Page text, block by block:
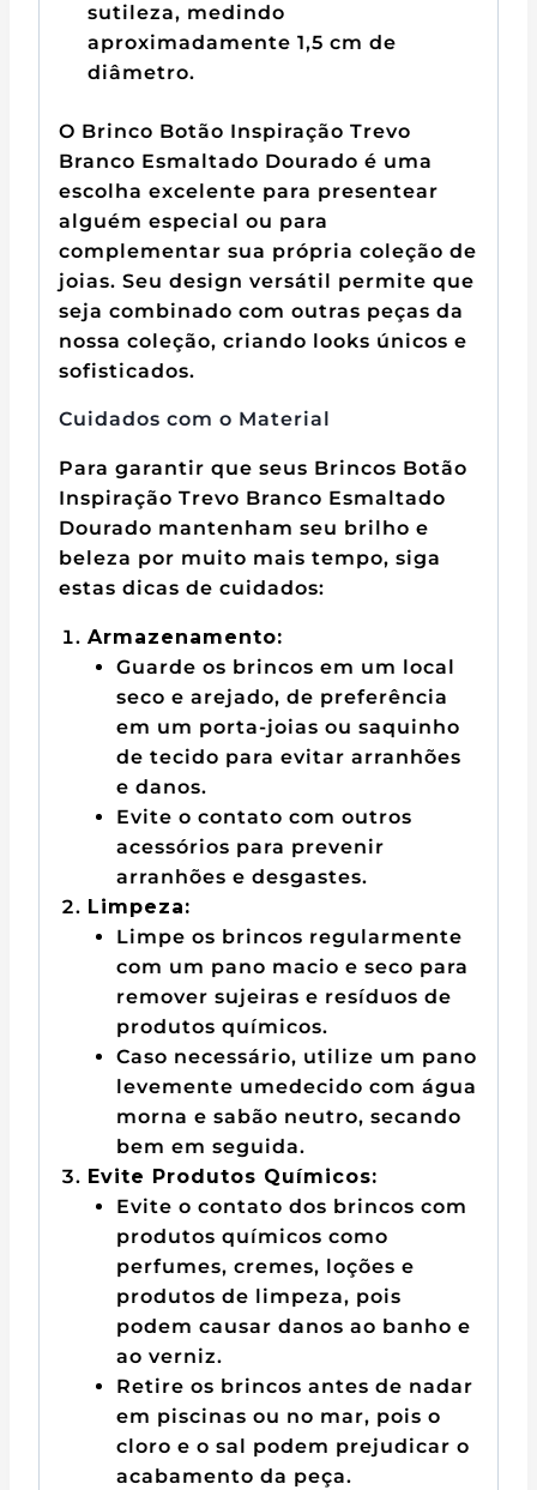
sutileza, medindo
aproximadamente 1,5 cm de
diâmetro.
O Brinco Botão Inspiração Trevo
Branco Esmaltado Dourado é uma
escolha excelente para presentear
alguém especial ou para
complementar sua própria coleção de
joias. Seu design versátil permite que
seja combinado com outras peças da
nossa coleção, criando looks únicos e
sofisticados.
Cuidados com o Material
Para garantir que seus Brincos Botão
Inspiração Trevo Branco Esmaltado
Dourado mantenham seu brilho e
beleza por muito mais tempo, siga
estas dicas de cuidados:
Armazenamento:
Guarde os brincos em um local
seco e arejado, de preferência
em um porta-joias ou saquinho
de tecido para evitar arranhões
e danos.
Evite o contato com outros
acessórios para prevenir
arranhões e desgastes.
Limpeza:
Limpe os brincos regularmente
com um pano macio e seco para
remover sujeiras e resíduos de
produtos químicos.
Caso necessário, utilize um pano
levemente umedecido com água
morna e sabão neutro, secando
bem em seguida.
Evite Produtos Químicos:
Evite o contato dos brincos com
produtos químicos como
perfumes, cremes, loções e
produtos de limpeza, pois
podem causar danos ao banho e
ao verniz.
Retire os brincos antes de nadar
em piscinas ou no mar, pois o
cloro e o sal podem prejudicar o
acabamento da peça.